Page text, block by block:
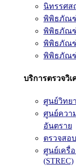
นิทรรศส
พิพิธภัณ
พิพิธภัณ
พิพิธภัณ
พิพิธภัณ
บริการตรวจวิ
ศูนย์วิทย
ศูนย์ควา
อันตราย
ตรวจสอ
ศูนย์เครื่
(STREC)